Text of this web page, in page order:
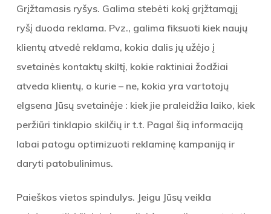
Grįžtamasis ryšys. Galima stebėti kokį grįžtamąjį
ryšį duoda reklama. Pvz., galima fiksuoti kiek naujų
klientų atvedė reklama, kokia dalis jų užėjo į
svetainės kontaktų skiltį, kokie raktiniai žodžiai
atveda klientų, o kurie – ne, kokia yra vartotojų
elgsena Jūsų svetainėje : kiek jie praleidžia laiko, kiek
peržiūri tinklapio skilčių ir t.t. Pagal šią informaciją
labai patogu optimizuoti reklaminę kampaniją ir
daryti patobulinimus.
Paieškos vietos spindulys. Jeigu Jūsų veikla